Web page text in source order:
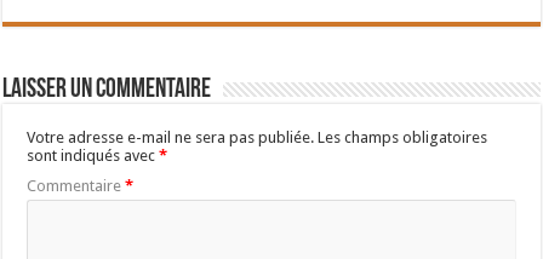
Laisser un commentaire
Votre adresse e-mail ne sera pas publiée. Les champs obligatoires
sont indiqués avec*
Commentaire*